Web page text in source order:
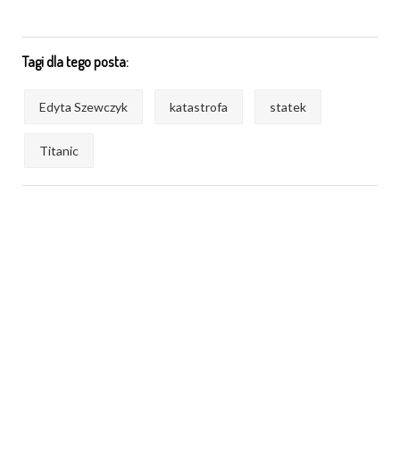
Tagi dla tego posta:
Edyta Szewczyk katastrofa statek
Titanic